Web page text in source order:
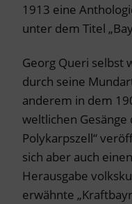
1913 eine
unter dem Titel
Georg Queri selbst
durch seine
anderem in dem
weltlichen Gesänge
Polykarpszell“
sich aber auch
Herausgabe
erwähnte